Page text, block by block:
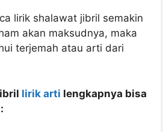
lirik shalawat jibril semakin
akan maksudnya, maka
terjemah atau arti dari
lirik arti lengkapnya bisa